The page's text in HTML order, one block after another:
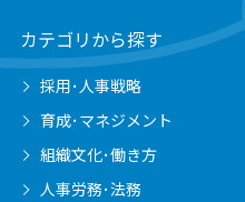
カテゴリから探す
採用･人事戦略
育成･マネジメント
組織文化･働き方
人事労務･法務